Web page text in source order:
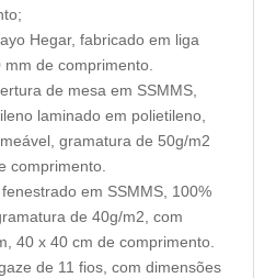
Hegar, fabricado em liga
mm de comprimento.
de mesa em SSMMS,
laminado em polietileno,
gramatura de 50g/m2
comprimento.
em SSMMS, 100%
de 40g/m2, com
40 x 40 cm de comprimento.
de 11 fios, com dimensões